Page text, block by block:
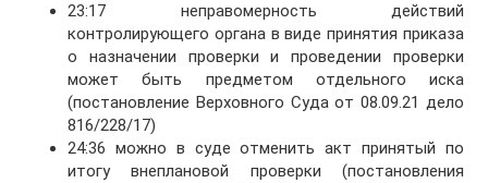
23:17 неправомерность действий
контролирующего органа в виде принятия приказа
о назначении проверки и проведении проверки
может быть предметом отдельного иска
(постановление Верховного Суда от 08.09.21 дело
816/228/17)
24:36 можно в суде отменить акт принятый по
итогу внеплановой проверки (постановления